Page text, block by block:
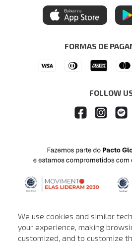
We use cookies and similar
your experience, making
customized, and to customize
Central de Preferências
Ética e Sustentabilidade
Regulamentos
Seja um Revendedor
Mastercard
Itau Personnalite
FORMAS DE
FOLLOW